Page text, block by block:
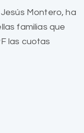
Montero, ha
familias que
las cuotas